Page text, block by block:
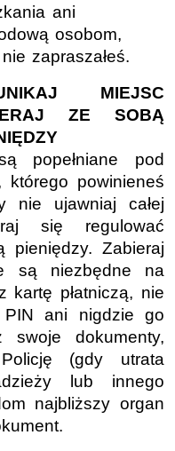
ani
osobom,
zapraszałeś.
MIEJSC
ZE SOBĄ
popełniane pod
którego powinieneś
nie ujawniaj całej
się regulować
pieniędzy. Zabieraj
są niezbędne na
kartę płatniczą, nie
PIN ani nigdzie go
dokumenty,
(gdy utrata
lub innego
najbliższy organ